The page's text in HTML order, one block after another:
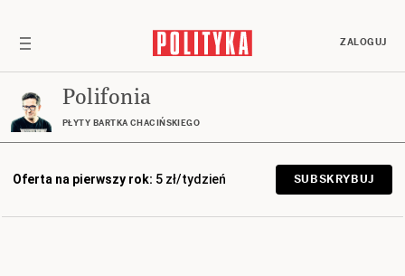
ZALOGUJ
Polifonia
PŁYTY BARTKA CHACIŃSKIEGO
Oferta na pierwszy rok: 5 zł/tydzień SUBSKRYBUJ